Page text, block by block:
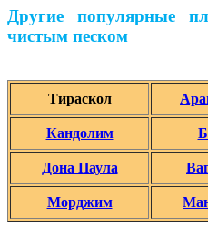
Другие популярные
чистым песком
Тираскол
Кандолим
Дона Паула
Морджим